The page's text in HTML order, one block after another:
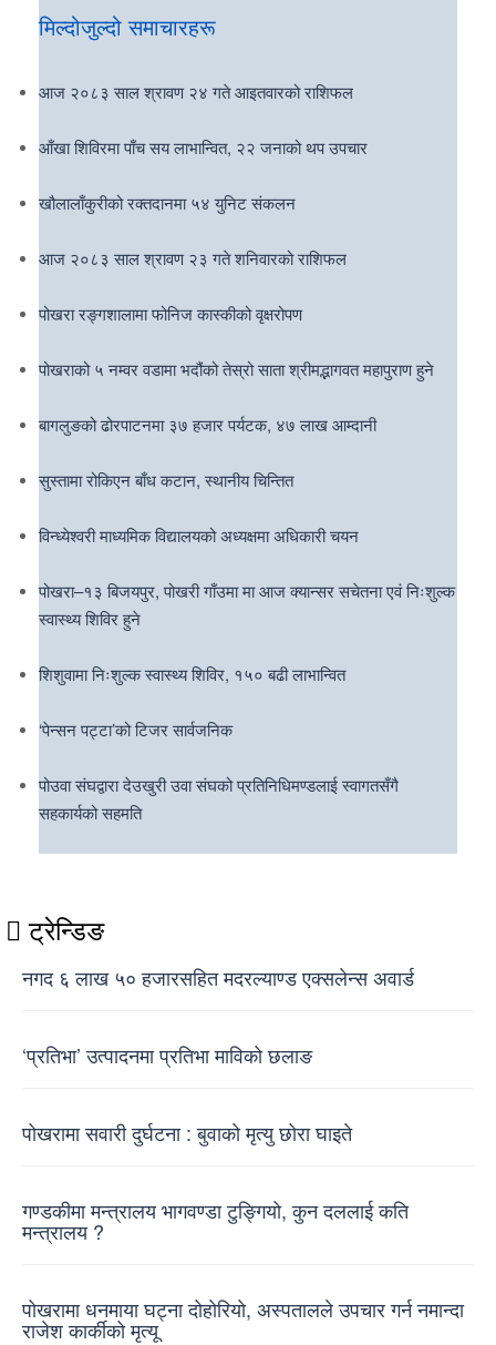
मिल्दोजुल्दो समाचारहरू
आज २०८३ साल श्रावण २४ गते आइतवारको राशिफल
आँखा शिविरमा पाँच सय लाभान्वित, २२ जनाको थप उपचार
खौलालाँकुरीको रक्तदानमा ५४ युनिट संकलन
आज २०८३ साल श्रावण २३ गते शनिवारको राशिफल
पोखरा रङ्गशालामा फोनिज कास्कीको वृक्षरोपण
पोखराको ५ नम्वर वडामा भदौंको तेस्रो साता श्रीमद्भागवत महापुराण हुने
बागलुङको ढोरपाटनमा ३७ हजार पर्यटक, ४७ लाख आम्दानी
सुस्तामा रोकिएन बाँध कटान, स्थानीय चिन्तित
विन्ध्येश्वरी माध्यमिक विद्यालयको अध्यक्षमा अधिकारी चयन
पोखरा–१३ बिजयपुर, पोखरी गाँउमा मा आज क्यान्सर सचेतना एवं निःशुल्क
स्वास्थ्य शिविर हुने
शिशुवामा निःशुल्क स्वास्थ्य शिविर, १५० बढी लाभान्वित
‘पेन्सन पट्टा’को टिजर सार्वजनिक
पोउवा संघद्वारा देउखुरी उवा संघको प्रतिनिधिमण्डलाई स्वागतसँगै
सहकार्यको सहमति
ट्रेन्डिङ
नगद ६ लाख ५० हजारसहित मदरल्याण्ड एक्सलेन्स अवार्ड
‘प्रतिभा’ उत्पादनमा प्रतिभा माविको छलाङ
पोखरामा सवारी दुर्घटना : बुवाको मृत्यु छोरा घाइते
गण्डकीमा मन्त्रालय भागवण्डा टुङ्गियो, कुन दललाई कति
मन्त्रालय ?
पोखरामा धनमाया घट्ना दोहोरियो, अस्पतालले उपचार गर्न नमान्दा
राजेश कार्कीको मृत्यू